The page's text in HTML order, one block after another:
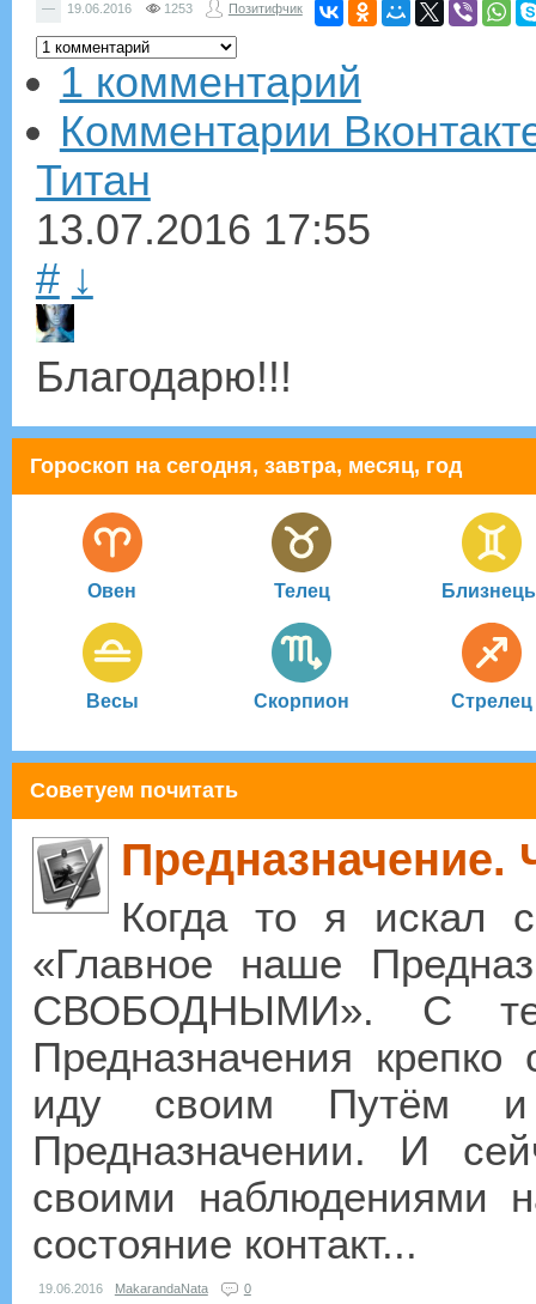
— 19.06.2016 1253 Позитифчик
1 комментарий
Комментарии
Титан
13.07.2016 17:55
# ↓
Благодарю!!!
Гороскоп на сегодня, завтра, месяц, год
Овен Телец
Весы Скорпион Стрелец
Советуем почитать
Предназначение.
Когда то я искал
«Главное наше
СВОБОДНЫМИ». С
Предназначения
иду своим Путём
Предназначении. И
своими наблюдениями
состояние контакт...
19.06.2016 MakarandaNata 0